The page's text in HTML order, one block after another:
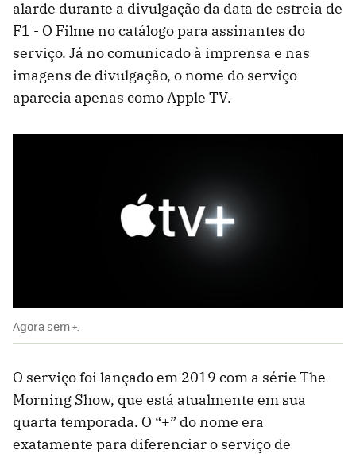
alarde durante a divulgação da data de estreia de
F1 - O Filme no catálogo para assinantes do
serviço. Já no comunicado à imprensa e nas
imagens de divulgação, o nome do serviço
aparecia apenas como Apple TV.
Agora sem +.
O serviço foi lançado em 2019 com a série The
Morning Show, que está atualmente em sua
quarta temporada. O “+” do nome era
exatamente para diferenciar o serviço de